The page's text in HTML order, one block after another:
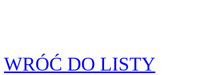
WRÓĆ DO LISTY